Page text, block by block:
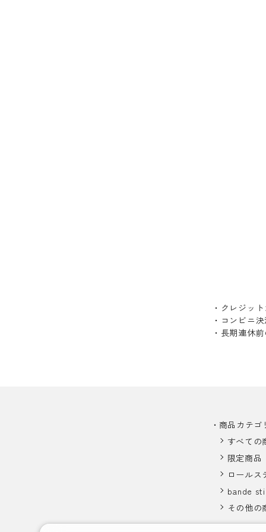
・クレジッ
・コンビニ
・長期連休
商品カテゴ
すべての
限定商品
ロールス
bande
その他の